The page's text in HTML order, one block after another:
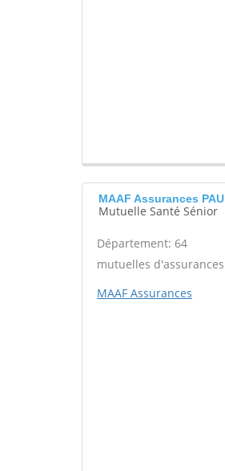
MAAF Assurances PAU
Mutuelle Santé Sénior
Département: 64
mutuelles d'assurances
MAAF Assurances